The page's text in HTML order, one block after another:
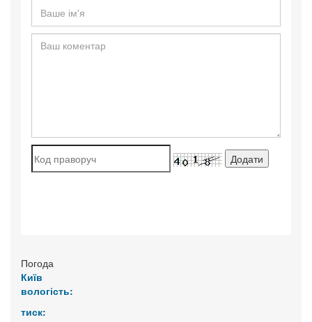
Погода
Київ
вологість:
тиск: